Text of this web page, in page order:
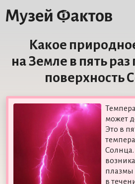
Какое
на Земле в пять
поверхность
может
Это в
Солнца.
плазмы
в